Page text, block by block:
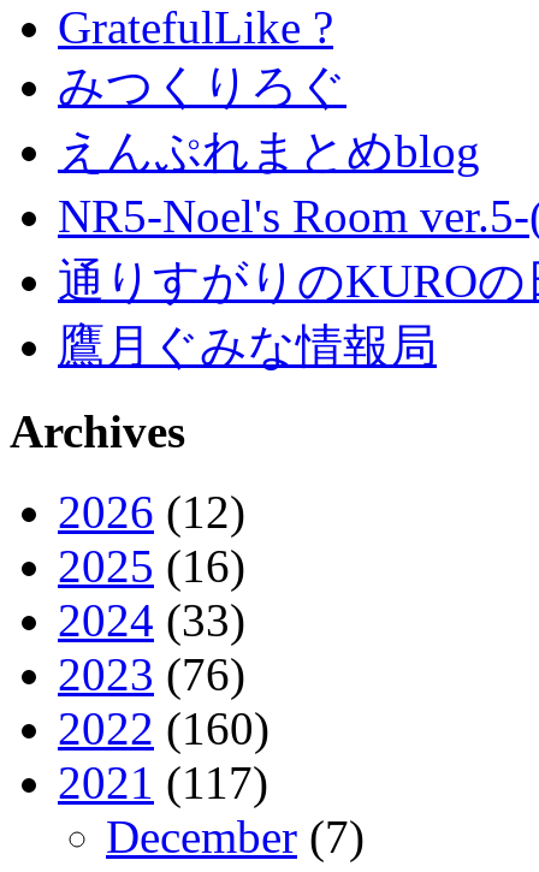
GratefulLike ?
みつくりろぐ
えんぷれまとめblog
NR5-Noel's Room
通りすがりのKURO
鷹月ぐみな情報局
Archives
2026 (12)
2025 (16)
2024 (33)
2023 (76)
2022 (160)
2021 (117)
December (7)